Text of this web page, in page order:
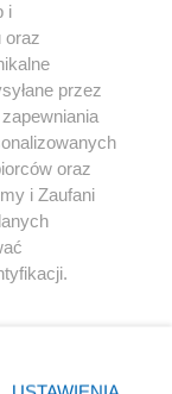
Youtube
i
oraz
przez
oraz
i Zaufani
prywatności